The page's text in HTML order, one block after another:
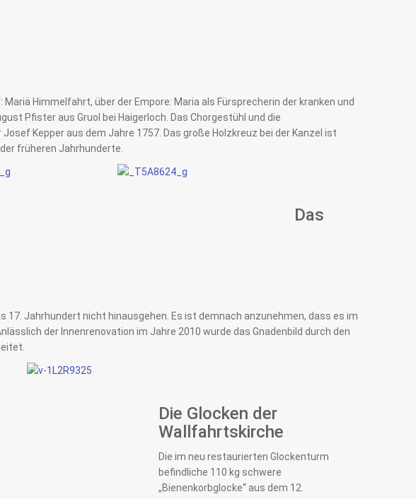
Himmelfahrt, über der Empore: Maria als Fürsprecherin der kranken und
Pfister aus Gruol bei Haigerloch. Das Chorgestühl und die
Kepper aus dem Jahre 1757. Das große Holzkreuz bei der Kanzel ist
früheren Jahrhunderte.
Das
17. Jahrhundert nicht hinausgehen. Es ist demnach anzunehmen, dass es im
der Innenrenovation im Jahre 2010 wurde das Gnadenbild durch den
Die Glocken der
Wallfahrtskirche
Die im neu restaurierten Glockenturm
befindliche 110 kg schwere
„Bienenkorbglocke“ aus dem 12.